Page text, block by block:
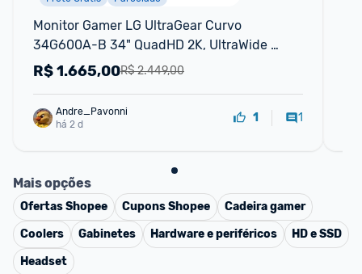
Monitor Gamer LG UltraGear Curvo
34G600A-B 34" QuadHD 2K, UltraWide
1800R, 160Hz, 1msR$ 2.449,00
R$1.665,00
Andre_Pavonni
há 2 d
1 1
Mais opções
OfertasShopee CuponsShopee
Cadeira gamer
Coolers
Gabinetes Hardware e periféricos
HD e SSD
Headset